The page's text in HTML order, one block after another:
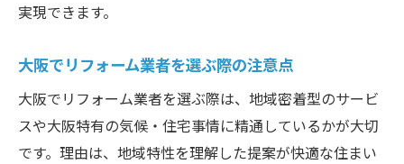
実現できます。
大阪でリフォーム業者を選ぶ際の注意点
大阪でリフォーム業者を選ぶ際は、地域密着型のサービ
スや大阪特有の気候・住宅事情に精通しているかが大切
です。理由は、地域特性を理解した提案が快適な住まい